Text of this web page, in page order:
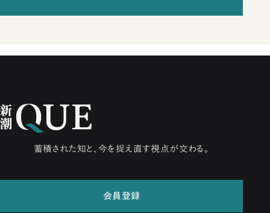
蓄積された知と、今を捉え直す視点が交わる。
会員登録